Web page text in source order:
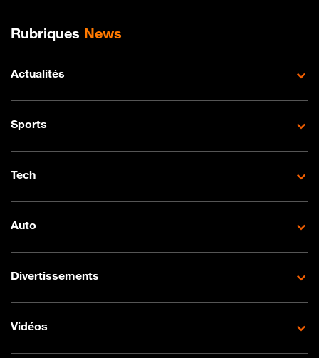
Plan de site
Rubriques News
Actualités
Sports
Tech
Auto
Divertissements
Vidéos